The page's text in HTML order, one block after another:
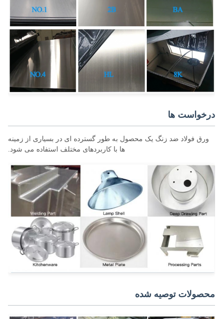
ها
فولاد ضد زنگ یک محصول به طور گسترده ای در بسیاری از زمینه
ها با کاربردهای مختلف استفاده می شود.
توصیه شده